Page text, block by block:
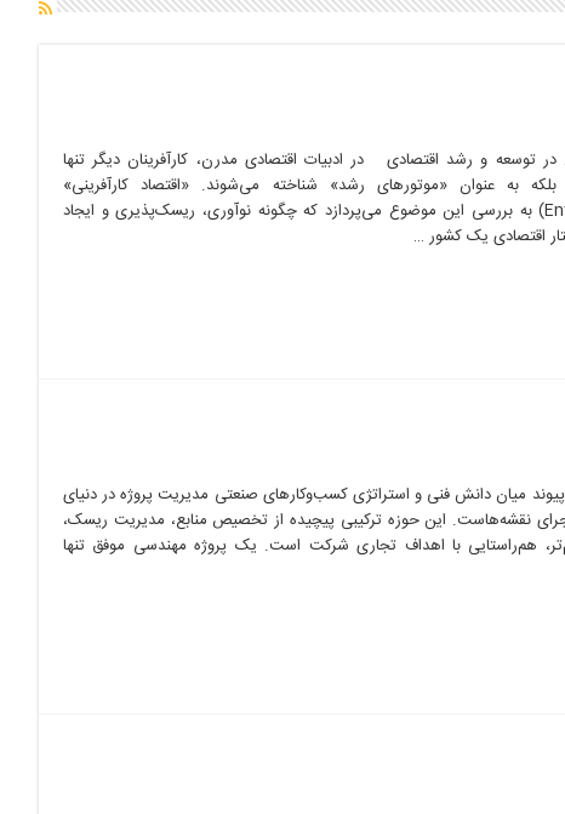
توسعه و رشد اقتصادی در ادبیات اقتصادی مدرن، کارآفرینان دیگر تنها
به عنوان «موتورهای رشد» شناخته می‌شوند. «اقتصاد کارآفرینی»
(Entrepreneurial Economy) به بررسی این موضوع می‌پردازد که چگونه نوآوری، ریسک‌پذیری و ایجاد
اقتصادی یک کشور …
میان دانش فنی و استراتژی کسب‌وکارهای صنعتی مدیریت پروژه در دنیای
نقشه‌هاست. این حوزه ترکیبی پیچیده از تخصیص منابع، مدیریت ریسک،
هم‌راستایی با اهداف تجاری شرکت است. یک پروژه مهندسی موفق تنها